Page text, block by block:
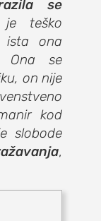
se
teško
ista ona
Ona se
on nije
kod
slobode
,